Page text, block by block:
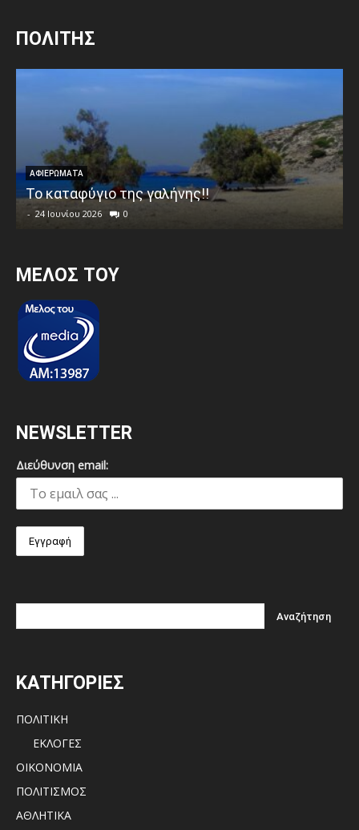
ΠΟΛΙΤΗΣ
ΑΦΙΕΡΩΜΑΤΑ
Το καταφύγιο της γαλήνης!!
- 24 Ιουνίου 2026 0
MEΛΟΣ ΤΟΥ
NEWSLETTER
Διεύθυνση email:
ΚΑΤΗΓΟΡΙΕΣ
ΠΟΛΙΤΙΚΗ
ΕΚΛΟΓΕΣ
ΟΙΚΟΝΟΜΙΑ
ΠΟΛΙΤΙΣΜΟΣ
ΑΘΛΗΤΙΚΑ